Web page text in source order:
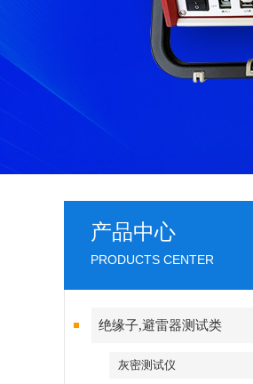
产品中心
PRODUCTS CENTER
绝缘子,避雷器测试类
灰密测试仪